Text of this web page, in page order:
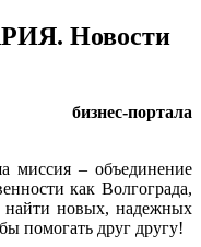
Новости
бизнес-портала
миссия – объединение
как Волгограда,
найти новых, надежных
помогать друг другу!